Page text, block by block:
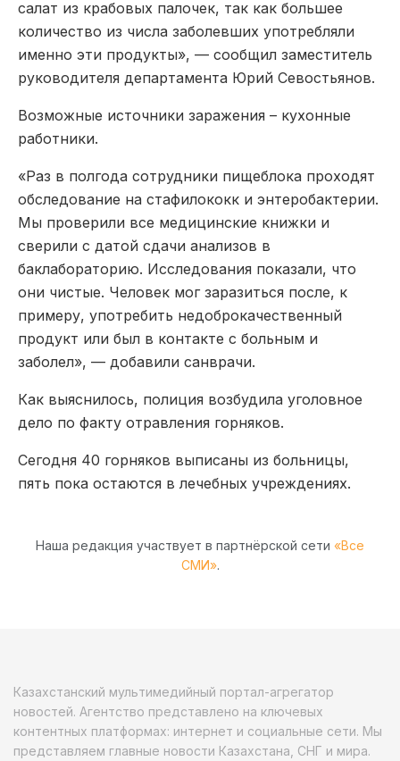
салат из крабовых палочек, так как большее
количество из числа заболевших употребляли
именно эти продукты», — сообщил заместитель
руководителя департамента Юрий Севостьянов.
Возможные источники заражения – кухонные
работники.
«Раз в полгода сотрудники пищеблока проходят
обследование на стафилококк и энтеробактерии.
Мы проверили все медицинские книжки и
сверили с датой сдачи анализов в
баклабораторию. Исследования показали, что
они чистые. Человек мог заразиться после, к
примеру, употребить недоброкачественный
продукт или был в контакте с больным и
заболел», — добавили санврачи.
Как выяснилось, полиция возбудила уголовное
дело по факту отравления горняков.
Сегодня 40 горняков выписаны из больницы,
пять пока остаются в лечебных учреждениях.
Наша редакция участвует в партнёрской сети «Все
СМИ».
Казахстанский мультимедийный портал-агрегатор
новостей. Агентство представлено на ключевых
контентных платформах: интернет и социальные сети. Мы
представляем главные новости Казахстана, СНГ и мира.